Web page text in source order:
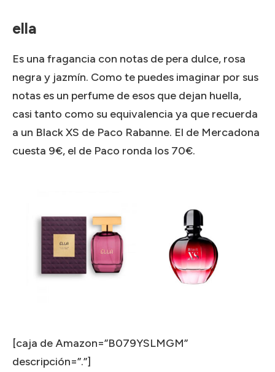
ella
Es una fragancia con notas de pera dulce, rosa
negra y jazmín. Como te puedes imaginar por sus
notas es un perfume de esos que dejan huella,
casi tanto como su equivalencia ya que recuerda
a un Black XS de Paco Rabanne. El de Mercadona
cuesta 9€, el de Paco ronda los 70€.
[caja de Amazon=”B079YSLMGM”
descripción=”.”]